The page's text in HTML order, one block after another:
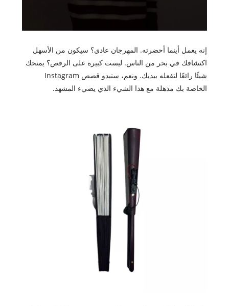
إنه يعمل أينما أحضرته. المهرجان عادي؟ سيكون من الأسهل
اكتشافك في بحر من الناس. ليست كبيرة على الرقص؟ يمنحك
شيئًا رائعًا لتفعله بيديك. ونعم، ستبدو قصص Instagram
الخاصة بك مذهلة مع هذا الشيء الذي يضيء المشهد.